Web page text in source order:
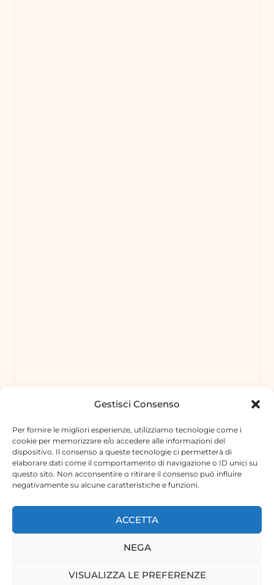
Gestisci Consenso
Per fornire le migliori esperienze, utilizziamo tecnologie come i
cookie per memorizzare e/o accedere alle informazioni del
dispositivo. Il consenso a queste tecnologie ci permetterà di
elaborare dati come il comportamento di navigazione o ID unici su
questo sito. Non acconsentire o ritirare il consenso può influire
negativamente su alcune caratteristiche e funzioni.
ACCETTA
NEGA
VISUALIZZA LE PREFERENZE